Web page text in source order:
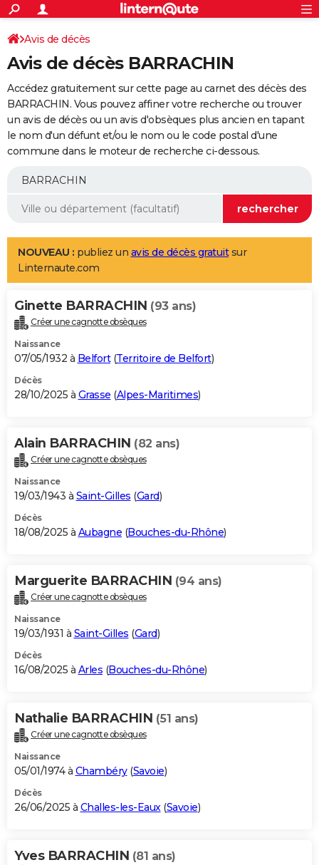
ACTUALITÉS
Politique
Société
Faits Divers
Education
Monde
Villes
+
SPORT
Coupe du monde 2026
Football
Tennis
Cyclisme
Rugby
Forum
Programme TV
TNT
Streaming
Cinéma
Sorties cinéma
Musique
+
FINANCE
Impôts
Immobilier
Risques naturels par ville
Banque
Assurance
Crédit
AUTO
Essais
Réserver un essai
Citadines
Berlines
SUV
Forum auto
+
Mobiles
Meilleur smartphone
Internet
Ordinateurs
Jeux vidéo
Guide high-tech
Aménagement intérieur
LIFESTYLE
Art de vivre
Bien-être
Loisirs
Mode
Modes de vie
Alimentation
Guide de la santé
Maladies
Médicaments
Sommeil
VOYAGE
Destinations
City break
Voyage nature
Voyage de noces
Forum
Climat
+PHOTO
GUIDES D'ACHAT
BONS PLANS
Carte de Noël
Carte Bonne année
Carte Saint-Valentin
Carte Pâques
Carte d'anniversaire
DICTIONNAIRE
Dictionnaire
Biographies
Citations
Expressions
Proverbes
PROGRAMME TV
S'inscrire
Se connecter
Lycées
Collèges
Primaires
Universités
Entreprises
Service militaire
Avis de recherche
AVIS DE DÉCÈS
Bricolage
Lifestyle
Culture
Sport
Auto
Television
Voyage
Cinema
Avis de décès
Avis de décès BARRACHIN
Accédez gratuitement sur cette page au carnet des décès des
BARRACHIN. Vous pouvez affiner votre recherche ou trouver
un avis de décès ou un avis d'obsèques plus ancien en tapant
le nom d'un défunt et/ou le nom ou le code postal d'une
commune dans le moteur de recherche ci-dessous.
NOUVEAU : publiez un avis de décès gratuitsur
Linternaute.com
Ginette BARRACHIN (93 ans)
Créer une cagnotte obsèques
Naissance
07/05/1932 à Belfort(Territoire de Belfort)
Décès
28/10/2025 à Grasse (Alpes-Maritimes)
Alain BARRACHIN (82 ans)
Créer une cagnotte obsèques
Naissance
19/03/1943 à Saint-Gilles (Gard)
Décès
18/08/2025 à Aubagne (Bouches-du-Rhône)
Marguerite BARRACHIN (94 ans)
Créer une cagnotte obsèques
Naissance
19/03/1931 à Saint-Gilles (Gard)
Décès
16/08/2025 à Arles (Bouches-du-Rhône)
Nathalie BARRACHIN (51 ans)
Créer une cagnotte obsèques
Naissance
05/01/1974 à Chambéry(Savoie)
Décès
26/06/2025 à Challes-les-Eaux (Savoie)
Yves BARRACHIN (81 ans)